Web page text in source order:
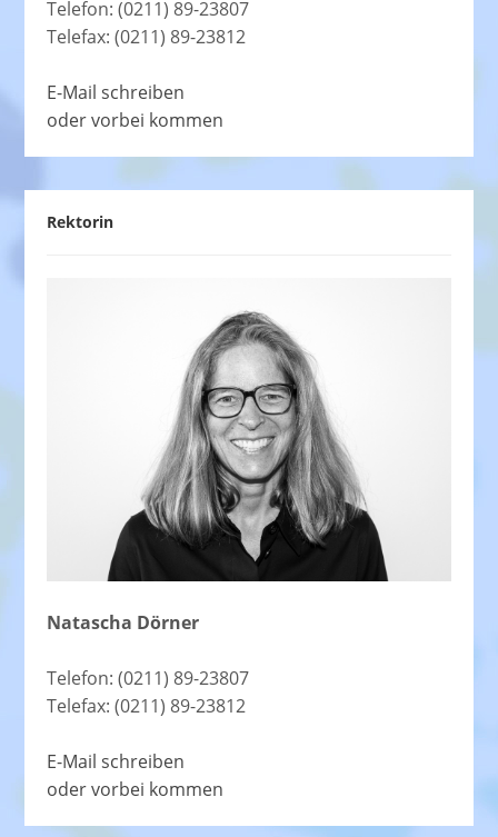
Telefon: (0211) 89-23807
Telefax: (0211) 89-23812
E-Mail schreiben
oder vorbei kommen
Rektorin
Natascha Dörner
Telefon: (0211) 89-23807
Telefax: (0211) 89-23812
E-Mail schreiben
oder vorbei kommen